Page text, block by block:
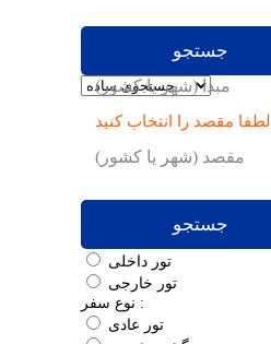
جستجو
مبدا (شهر یا کشور)
مقصد (شهر یا کشور)
جستجو
تور داخلی
تور خارجی
نوع سفر :
تور عادی